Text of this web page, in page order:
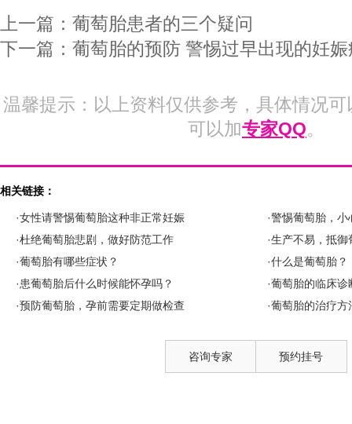
上一篇： 葡萄胎患者的三个疑问
下一篇： 葡萄胎的预防 警惕过早出现的妊
温馨提示：以上资料仅供参考，具体情况可
可以加专家QQ。
相关链接：
·女性请警惕葡萄胎这种非正常妊娠
·警惕葡萄胎，
·杜绝葡萄胎悲剧，做好防范工作
·生产不易，抵
·葡萄胎有哪些症状？
·什么是葡萄胎？
·患葡萄胎后什么时候能怀孕吗？
·葡萄胎的临床
·预防葡萄胎，孕前需要定期做检查
·葡萄胎的治疗方
咨询专家 预约挂号